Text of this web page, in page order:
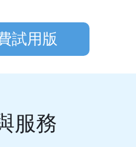
試用版
服務